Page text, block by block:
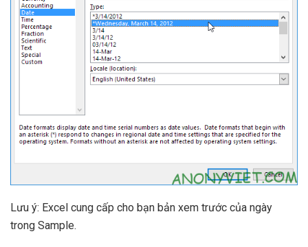
Lưu ý: Excel cung cấp cho bạn bản xem trước của ngày
trong Sample.